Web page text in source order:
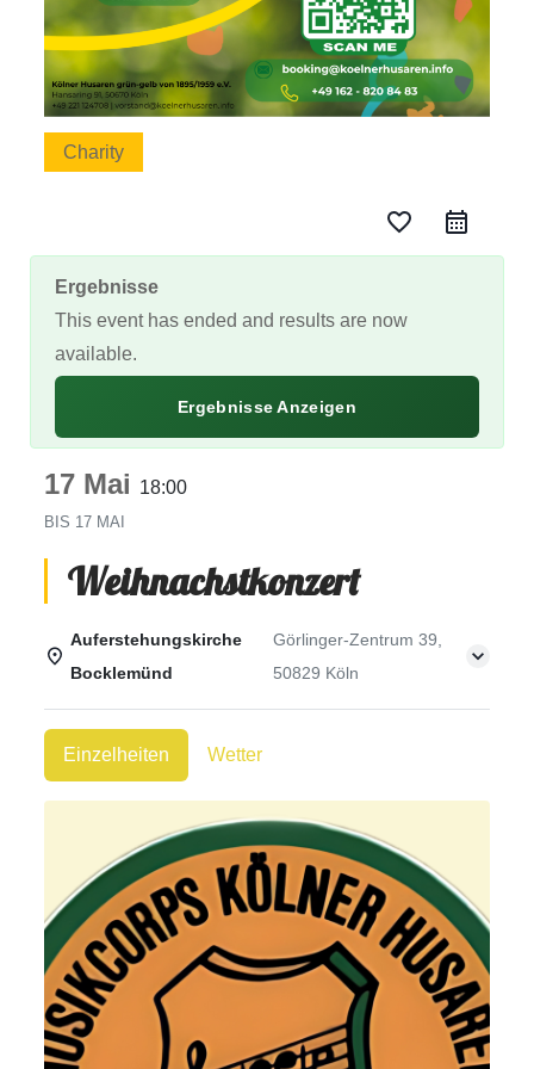
Charity
favorite_border
Ergebnisse
This event has ended and results are now
available.
Ergebnisse Anzeigen
17 Mai 18:00
BIS 17 MAI
Weihnachstkonzert
Auferstehungskirche
Bocklemünd
Görlinger-Zentrum 39,
50829 Köln
Einzelheiten Wetter